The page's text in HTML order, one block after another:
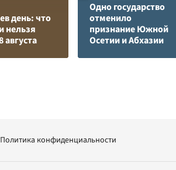
день: что
нельзя
августа
Одно государство
отменило
признание Южной
Осетии и Абхазии
Политика конфиденциальности